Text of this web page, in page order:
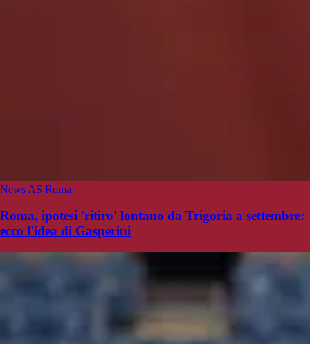
News AS Roma
Roma, ipotesi 'ritiro' lontano da Trigoria a settembre:
ecco l'idea di Gasperini